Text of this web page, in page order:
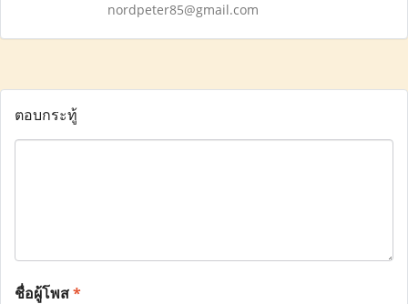
nordpeter85@gmail.com
ตอบกระทู้
ชื่อผู้โพส*